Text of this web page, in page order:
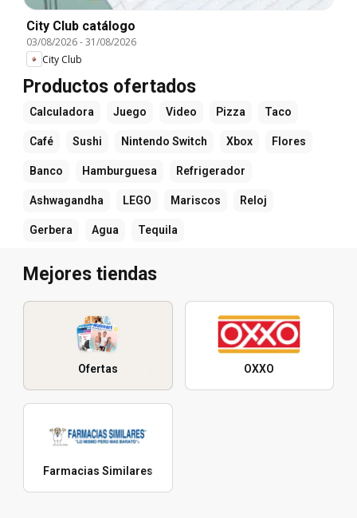
City Club catálogo
03/08/2026-31/08/2026
City Club
Productos ofertados
Calculadora Juego Video Pizza Taco
Café Sushi Nintendo Switch Xbox Flores
Banco Hamburguesa Refrigerador
Ashwagandha LEGO Mariscos Reloj
Gerbera Agua Tequila
Mejores tiendas
Ofertas OXXO
Farmacias Similares